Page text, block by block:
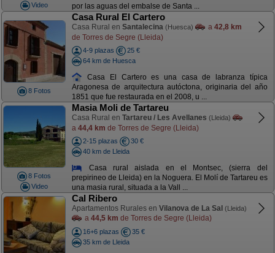
Video
por las aguas del embalse de Santa ...
8 Fotos
Casa Rural El Cartero
Casa Rural en Santalecina (Huesca) a 42,8 km
de Torres de Segre (Lleida)
4-9 plazas
25 €
64 km de Huesca
Casa El Cartero es una casa de labranza típica
Aragonesa de arquitectura autóctona, originaria del año
1851 que fue restaurada en el 2008, u ...
8 Fotos
Video
Masia Moli de Tartareu
Casa Rural en Tartareu / Les Avellanes (Lleida)
a 44,4 km de Torres de Segre (Lleida)
2-15 plazas
30 €
40 km de Lleida
Casa rural aislada en el Montsec, (sierra del
prepirineo de Lleida) en la Noguera. El Molí de Tartareu es
una masia rural, situada a la Vall ...
Cal Ribero
Apartamentos Rurales en Vilanova de La Sal (Lleida)
a 44,5 km de Torres de Segre (Lleida)
16+6 plazas
35 €
35 km de Lleida